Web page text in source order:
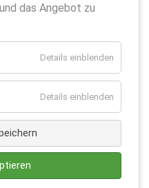
seit
das Angebot zu
Details einblenden
Details einblenden